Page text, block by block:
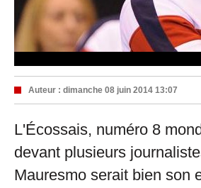
Auteur : dimanche 08 juin 2014 13:07
L'Écossais, numéro 8
devant plusieurs
Mauresmo serait bien son